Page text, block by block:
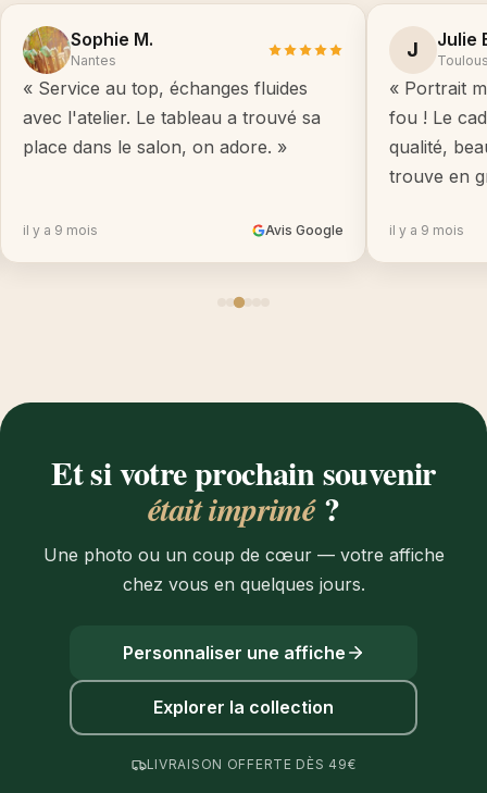
Sophie M.
Nantes
« Service au top, échanges fluides
avec l'atelier. Le tableau a trouvé sa
place dans le salon, on adore. »
il y a 9 mois Avis Google
J Julie
« Portrait
fou ! Le
qualité,
trouve en
il y a 9 mois
Et si votre prochain souvenir
était imprimé?
Une photo ou un coup de cœur — votre affiche
chez vous en quelques jours.
Personnaliser une affiche
Explorer la collection
LIVRAISON OFFERTE DÈS 49€